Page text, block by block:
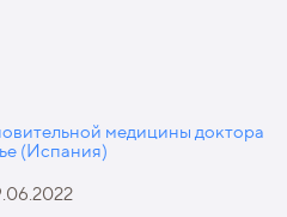
медицины доктора
(Испания)